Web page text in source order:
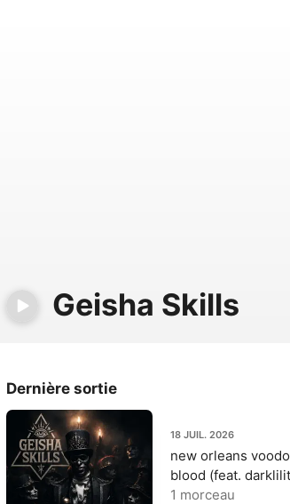
Geisha Skills
Dernière sortie
18 JUIL. 2026
new orleans
blood (feat.
Single
1 morceau